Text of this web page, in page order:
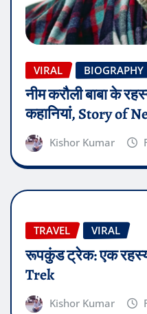
VIRAL BIOGRAPHY
नीम करौली बाबा के
कहानियां, Story of
Kishor Kumar
TRAVEL VIRAL
रूपकुंड ट्रेक: एक
Trek
Kishor Kumar